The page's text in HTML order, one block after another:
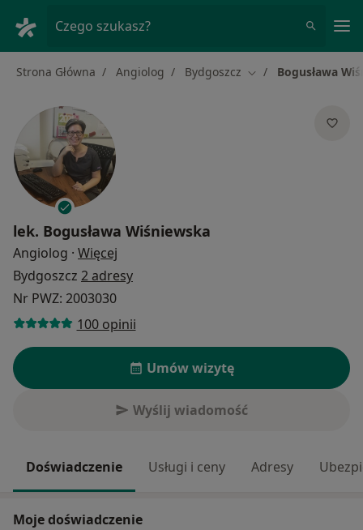
Czego szukasz?
Strona Główna Angiolog Bydgoszcz Zmień miasto
Bogusława
lek. Bogusława Wiśniewska
Angiolog · Więcej
Bydgoszcz 2 adresy
Nr PWZ: 2003030
100 opinii
Umów wizytę
Wyślij wiadomość
Doświadczenie Usługi i ceny Adresy
Moje doświadczenie